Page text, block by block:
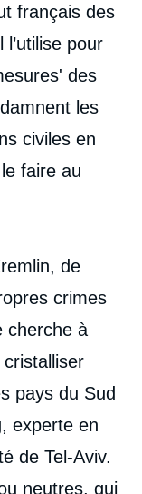
français des
pour
des
les
civiles en
faire au
de
crimes
cherche à
pays du Sud
experte en
de Tel-Aviv.
neutres, qui